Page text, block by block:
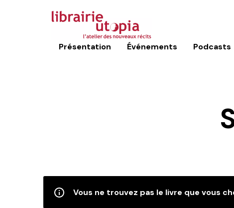
Présentation Événements Podcasts
Vous ne trouvez pas le livre que vous